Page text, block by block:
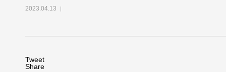
2023.04.13
Tweet
Share